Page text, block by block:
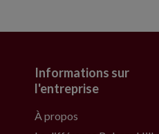
Informations sur
l'entreprise
À propos